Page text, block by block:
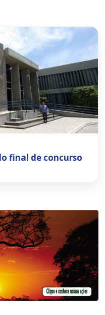
final de concurso